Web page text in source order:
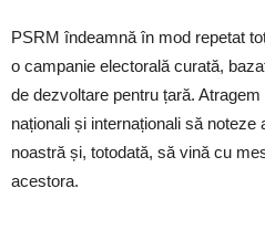
PSRM îndeamnă în mod repetat
o campanie electorală curată,
de dezvoltare pentru țară.
naționali și internaționali să
noastră și, totodată, să vină cu
acestora.